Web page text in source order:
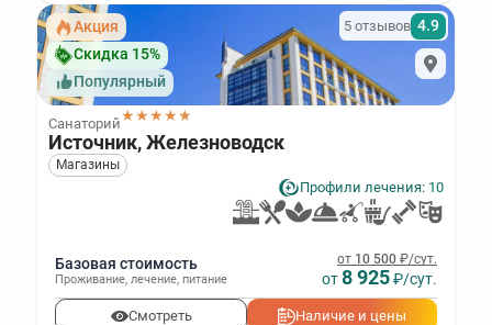
Акция
Скидка 15%
Популярный
Санаторий★★★★★
5 отзывов 4.9
Источник, Железноводск
Магазины
Профили лечения: 10
Базовая стоимость
Проживание, лечение, питание
от 10 500 ₽/сут.
от8 925₽/сут.
Смотреть Наличие и цены